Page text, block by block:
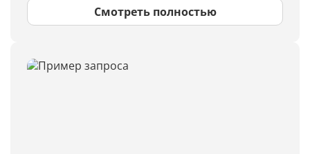
Смотреть полностью